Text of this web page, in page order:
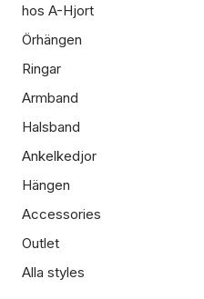
hos A-Hjort
Örhängen
Ringar
Armband
Halsband
Ankelkedjor
Hängen
Accessories
Outlet
Alla styles